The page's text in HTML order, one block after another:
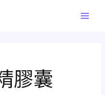
膠囊